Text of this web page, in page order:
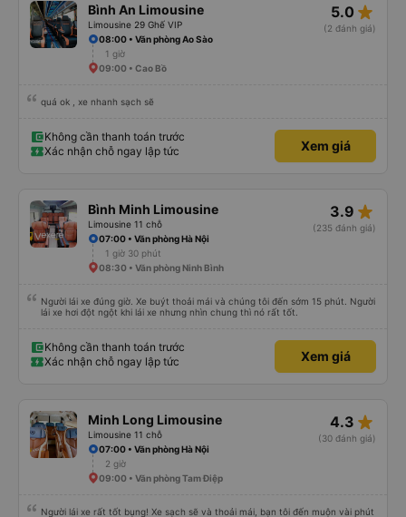
Bình An Limousine
Limousine 29 Ghế VIP
5.0 star_rate
(2 đánh giá)
08:00 • Văn phòng Ao Sào
1 giờ
09:00 • Cao Bồ
quá ok , xe nhanh sạch sẽ
Không cần thanh toán trước
Xác nhận chỗ ngay lập tức
Xem giá
Bình Minh Limousine
Limousine 11 chỗ
3.9 star_rate
(235 đánh giá)
07:00 • Văn phòng Hà Nội
1 giờ 30 phút
08:30 • Văn phòng Ninh Bình
Người lái xe đúng giờ. Xe buýt thoải mái và chúng tôi đến sớm 15 phút. Người
lái xe hơi đột ngột khi lái xe nhưng nhìn chung thì nó rất tốt.
Không cần thanh toán trước
Xác nhận chỗ ngay lập tức
Xem giá
Minh Long Limousine
Limousine 11 chỗ
4.3 star_rate
(30 đánh giá)
07:00 • Văn phòng Hà Nội
2 giờ
09:00 • Văn phòng Tam Điệp
Người lái xe rất tốt bụng! Xe sạch sẽ và thoải mái, bạn tôi đến muộn vài phút